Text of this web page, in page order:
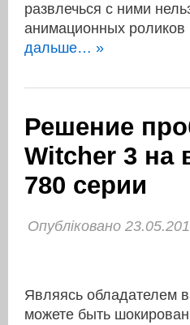
развлечься с ними
анимационных
дальше… »
Решение
Witcher 3 на
780 серии
Опубліковано
Являясь обладателем
можете быть